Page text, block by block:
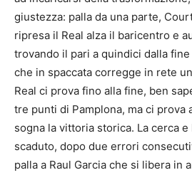
giustezza: palla da una parte,
ripresa il Real alza il baricentro e
trovando il pari a quindici dalla
che in spaccata corregge in rete
Real ci prova fino alla fine, ben
tre punti di Pamplona, ma ci prova
sogna la vittoria storica. La cerca e
scaduto, dopo due errori
palla a Raul Garcia che si libera in